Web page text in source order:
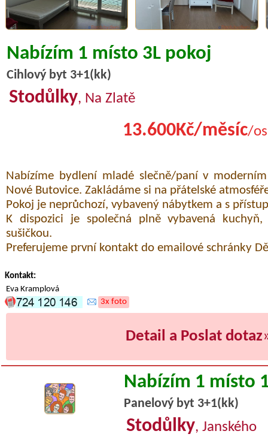
Nabízím 1 místo 3L pokoj
Cihlový byt 3+1(kk)
Stodůlky, Na Zlatě
13.600Kč/měsíc/
Nabízíme bydlení mladé slečně/paní v
Nové Butovice. Zakládáme si na přátelské
Pokoj je neprůchozí, vybavený nábytkem a s
K dispozici je společná plně vybavená
sušičkou.
Preferujeme první kontakt do emailové schránky
Kontakt:
Eva Kramplová
3x foto
Detail a Poslat dotaz
Nabízím 1 místo
Panelový byt 3+1(kk)
Stodůlky, Janského